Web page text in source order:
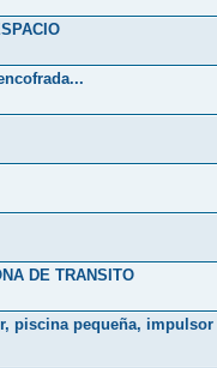
DE TRANSITO
piscina pequeña,